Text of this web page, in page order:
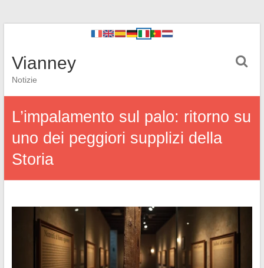
Vianney
Notizie
L’impalamento sul palo: ritorno su
uno dei peggiori supplizi della
Storia